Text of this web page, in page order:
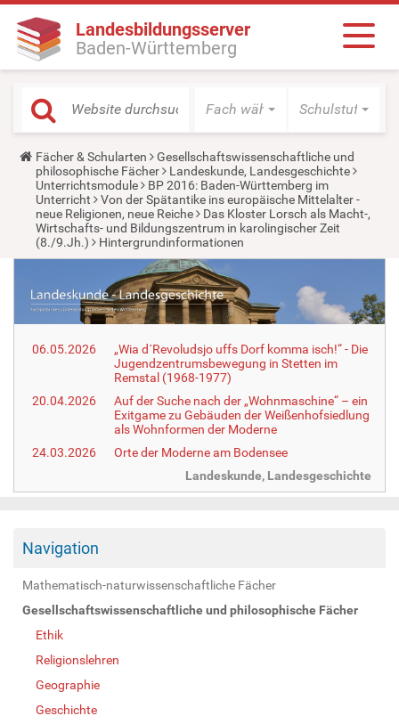
Landesbildungsserver
Baden-Württemberg
Fach wählen Schulstufe
Y
o
u
a
r
e
h
e
:
Fächer & Schularten
Gesellschaftswissenschaftliche und
philosophische Fächer
Landeskunde, Landesgeschichte
Unterrichtsmodule
BP 2016: Baden-Württemberg im
Unterricht
Von der Spätantike ins europäische Mittelalter -
neue Religionen, neue Reiche
Das Kloster Lorsch als Macht-,
Wirtschafts- und Bildungszentrum in karolingischer Zeit
(8./9.Jh.)
Hintergrundinformationen
06.05.2026
„Wia d´Revoludsjo uffs Dorf komma isch!“ - Die
Jugendzentrumsbewegung in Stetten im
Remstal (1968-1977)
20.04.2026
Auf der Suche nach der „Wohnmaschine“ – ein
Exitgame zu Gebäuden der Weißenhofsiedlung
als Wohnformen der Moderne
24.03.2026
Orte der Moderne am Bodensee
Landeskunde, Landesgeschichte
Navigation
Mathematisch-naturwissenschaftliche Fächer
Gesellschaftswissenschaftliche und philosophische Fächer
Ethik
Religionslehren
Geographie
Geschichte